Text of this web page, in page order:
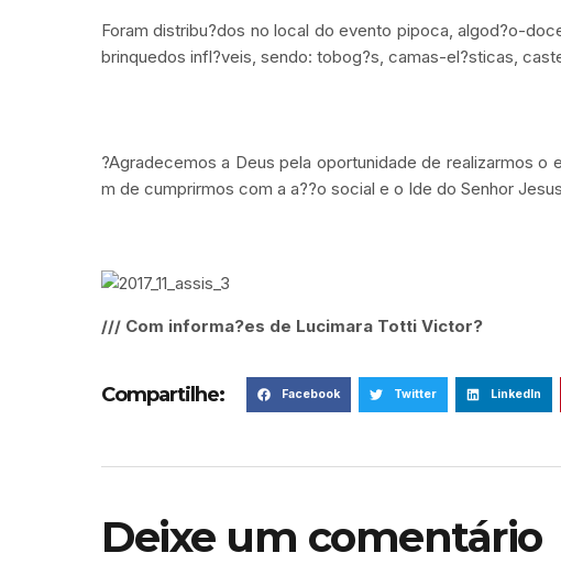
Foram distribu?dos no local do evento pipoca, algod?o-
brinquedos infl?veis, sendo: tobog?s, camas-el?sticas,
?Agradecemos a Deus pela oportunidade de realizarmos o
m de cumprirmos com a a??o social e o Ide do Senhor
/// Com informa?es de Lucimara Totti Victor?
Compartilhe: Facebook Twitter LinkedIn
Deixe um comentário